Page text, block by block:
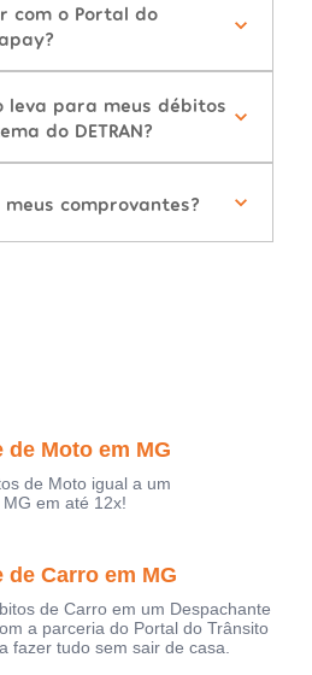
com o Portal do
leva para meus débitos
do DETRAN?
comprovantes?
de Moto em MG
de Moto igual a um
em até 12x!
de Carro em MG
de Carro em um Despachante
a parceria do Portal do Trânsito
fazer tudo sem sair de casa.